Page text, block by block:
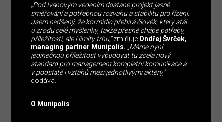
„Pod Ivanovým vedením dostane projekt jasné
směřování a potřebnou rozvahu a stabilitu pro řízení.
Jsem nadšený, že kormidlo přebírá člověk, který stál
u zrodu celé myšlenky, takže přesně chápe potřeby,
příležitosti, ale i limity trhu,“zmiňuje Ondřej Švrček,
managing partner Munipolis. „Máme nyní
jedinečnou příležitost vybudovat tu zcela nový
standard pro management kompletní komunikace a
v podstatě i vztahů mezi jednotlivými aktéry,”
dodává.
O Munipolis